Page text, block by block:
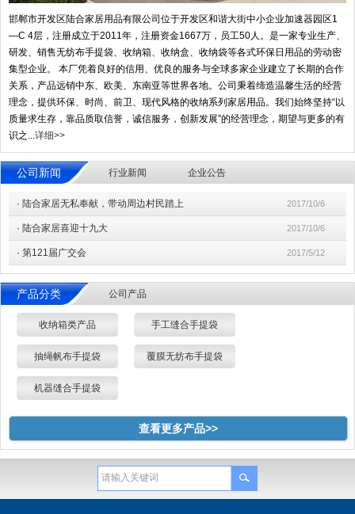
邯郸市开发区陆合家居用品有限公司位于开发区和谐大街中小企业加速器园区1
—C 4层，注册成立于2011年，注册资金1667万，员工50人。是一家专业生产、
研发、销售无纺布手提袋、收纳箱、收纳盒、收纳袋等各式环保日用品的劳动密
集型企业。 本厂凭着良好的信用、优良的服务与全球多家企业建立了长期的合作
关系，产品远销中东、欧美、东南亚等世界各地。公司秉着缔造温馨生活的经营
理念，提供环保、时尚、前卫、现代风格的收纳系列家居用品。我们始终坚持“以
质量求生存，靠品质取信誉，诚信服务，创新发展”的经营理念，期望与更多的有
识之...详细>>
公司新闻 行业新闻 企业公告
· 陆合家居无私奉献，带动周边村民踏上 2017/10/6
· 陆合家居喜迎十九大 2017/10/6
· 第121届广交会 2017/5/12
产品分类 公司产品
收纳箱类产品 手工缝合手提袋
抽绳帆布手提袋 覆膜无纺布手提袋
机器缝合手提袋
查看更多产品>>